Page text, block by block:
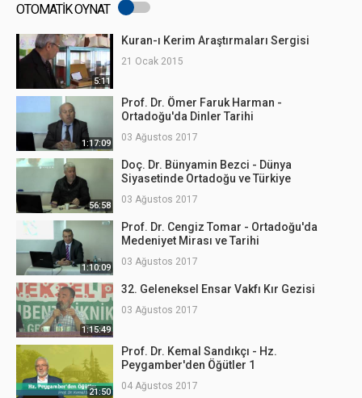
OTOMATİK OYNAT
5:11
Kuran-ı Kerim Araştırmaları Sergisi
21 Ocak 2015
1:17:09
Prof. Dr. Ömer Faruk Harman -
Ortadoğu'da Dinler Tarihi
03 Ağustos 2017
56:58
Doç. Dr. Bünyamin Bezci - Dünya
Siyasetinde Ortadoğu ve Türkiye
03 Ağustos 2017
1:10:09
Prof. Dr. Cengiz Tomar - Ortadoğu'da
Medeniyet Mirası ve Tarihi
03 Ağustos 2017
1:15:49
32. Geleneksel Ensar Vakfı Kır Gezisi
03 Ağustos 2017
21:50
Prof. Dr. Kemal Sandıkçı - Hz.
Peygamber'den Öğütler 1
04 Ağustos 2017